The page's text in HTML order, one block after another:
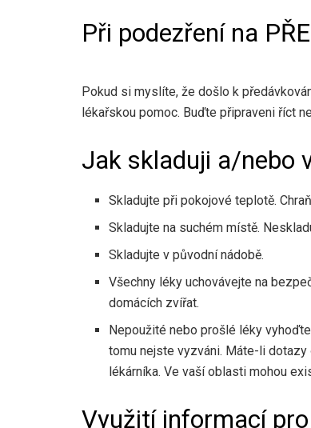
Při podezření na
Pokud si myslíte, že došlo k
lékařskou pomoc. Buďte připraveni říct
Jak skladuji a/nebo
Skladujte při pokojové teplotě.
Skladujte na suchém místě.
Skladujte v původní nádobě.
Všechny léky uchovávejte na
domácích zvířat.
Nepoužité nebo prošlé léky
tomu nejste vyzváni. Máte-li
lékárníka. Ve vaší oblasti mohou
Využití informací